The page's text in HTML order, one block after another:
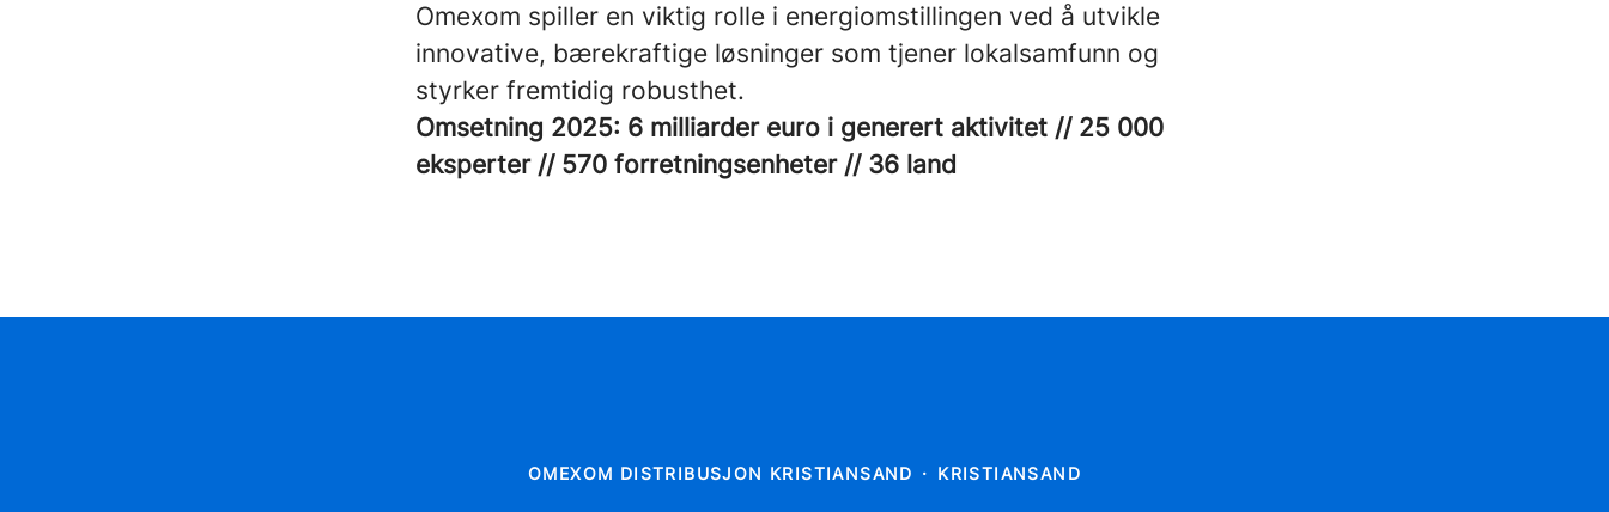
Omexom spiller en viktig rolle i energiomstillingen ved å utvikle
innovative, bærekraftige løsninger som tjener lokalsamfunn og
styrker fremtidig robusthet.
Omsetning 2025: 6 milliarder euro i generert aktivitet // 25 000
eksperter // 570 forretningsenheter // 36 land
OMEXOM DISTRIBUSJON KRISTIANSAND · KRISTIANSAND